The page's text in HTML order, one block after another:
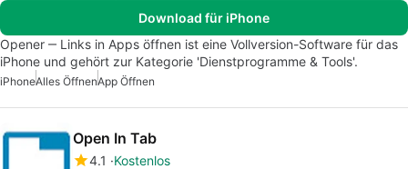
Download für iPhone
Opener ‒ Links in Apps öffnen ist eine Vollversion-Software für das
iPhone und gehört zur Kategorie 'Dienstprogramme & Tools'.
iPhoneAlles ÖffnenApp Öffnen
Open In Tab
4.1
Kostenlos